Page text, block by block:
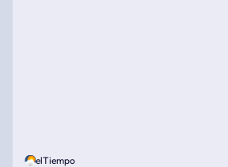
elTiempo